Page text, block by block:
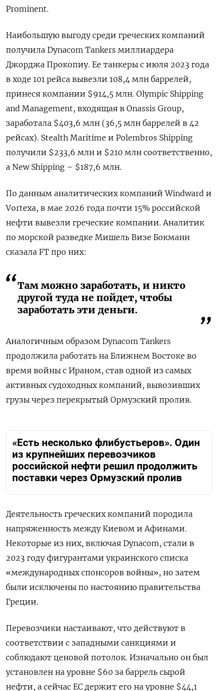
Prominent.
Наибольшую выгоду среди греческих компаний
получила Dynacom Tankers миллиардера
Джорджа Прокопиу. Ее танкеры с июля 2023 года
в ходе 101 рейса вывезли 108,4 млн баррелей,
принеся компании $914,5 млн. Olympic Shipping
and Management, входящая в Onassis Group,
заработала $403,6 млн (36,5 млн баррелей в 42
рейсах). Stealth Maritime и Polembros Shipping
получили $233,6 млн и $210 млн соответственно,
а New Shipping – $187,6 млн.
По данным аналитических компаний Windward и
Vortexa, в мае 2026 года почти 15% российской
нефти вывезли греческие компании. Аналитик
по морской разведке Мишель Визе Бокманн
сказала FT про них:
Там можно заработать, и никто
другой туда не пойдет, чтобы
заработать эти деньги.
Аналогичным образом Dynacom Tankers
продолжила работать на Ближнем Востоке во
время войны с Ираном, став одной из самых
активных судоходных компаний, вывозивших
грузы через перекрытый Ормузский пролив.
«Есть несколько флибустьеров». Один
из крупнейших перевозчиков
российской нефти решил продолжить
поставки через Ормузский пролив
Деятельность греческих компаний породила
напряженность между Киевом и Афинами.
Некоторые из них, включая Dynacom, стали в
2023 году фигурантами украинского списка
«международных спонсоров войны», но затем
были исключены по настоянию правительства
Греции.
Перевозчики настаивают, что действуют в
соответствии с западными санкциями и
соблюдают ценовой потолок. Изначально он был
установлен на уровне $60 за баррель сырой
нефти, а сейчас ЕС держит его на уровне $44,1